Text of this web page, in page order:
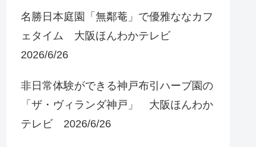
名勝日本庭園「無鄰菴」で優雅ななカフ
ェタイム 大阪ほんわかテレビ
2026/6/26
非日常体験ができる神戸布引ハーブ園の
「ザ・ヴィランダ神戸」 大阪ほんわか
テレビ 2026/6/26